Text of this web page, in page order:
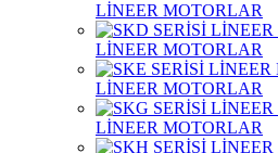
LİNEER MOTORLAR
LİNEER MOTORLAR
LİNEER MOTORLAR
LİNEER MOTORLAR